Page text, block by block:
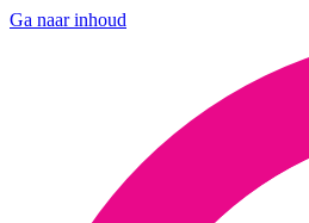
Ga naar inhoud